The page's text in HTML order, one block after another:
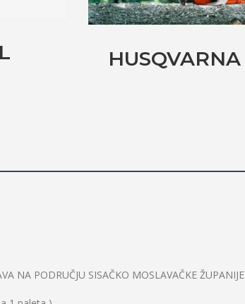
HUSQVARNA
NA PODRUČJU SISAČKO MOSLAVAČKE ŽUPANIJE